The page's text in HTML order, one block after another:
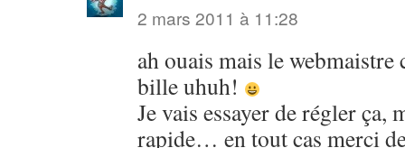
2 mars 2011 à 11:28
ah ouais mais le webmaistre
bille uhuh!
Je vais essayer de régler ça,
rapide… en tout cas merci